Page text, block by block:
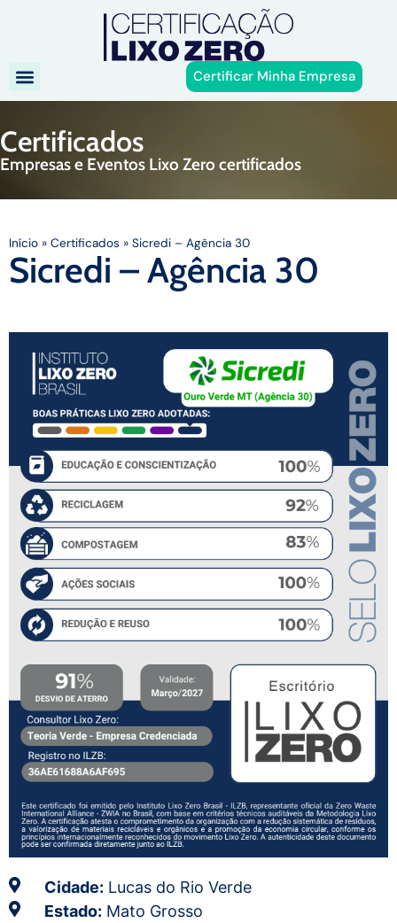
Certificar Minha Empresa
Certificados
Empresas e Eventos Lixo Zero certificados
Início » Certificados » Sicredi – Agência 30
Sicredi – Agência 30
Cidade: Lucas do Rio Verde
Estado: Mato Grosso